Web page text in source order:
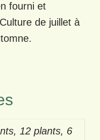
fourni et
de juillet à
12 plants, 6